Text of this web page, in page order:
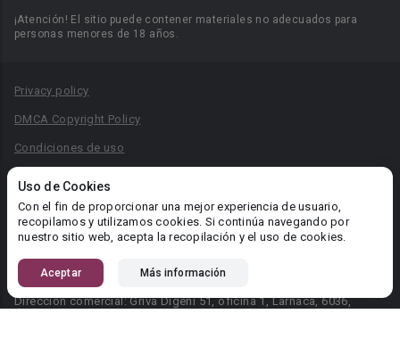
Uso de Cookies
Con el fin de proporcionar una mejor experiencia de usuario,
recopilamos y utilizamos cookies. Si continúa navegando por
nuestro sitio web, acepta la recopilación y el uso de cookies.
Aceptar Más información
¡Atención! El sitio puede contener materiales no adecuados para
personas menores de 18 años.
Privacy policy
DMCA Copyright Policy
Condiciones de uso
Reglas para la publicación de libros
Área RR.PP.: pr@booknet.com
© 2026 Booknet. Todos los derechos reservados.
Dirección comercial: Griva Digeni 51, oficina 1, Larnaca, 6036,